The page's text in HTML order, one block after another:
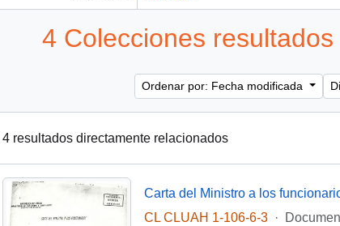
4 Colecciones
Ordenar por: Fecha modificada
4 resultados directamente relacionados
Carta del Ministro a los
CL CLUAH 1-106-6-3
·